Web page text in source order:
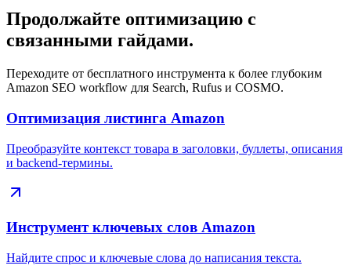
Продолжайте оптимизацию с
связанными гайдами.
Переходите от бесплатного инструмента к более глубоким
Amazon SEO workflow для Search, Rufus и COSMO.
Оптимизация листинга Amazon
Преобразуйте контекст товара в заголовки, буллеты, описания
и backend-термины.
Инструмент ключевых слов Amazon
Найдите спрос и ключевые слова до написания текста.